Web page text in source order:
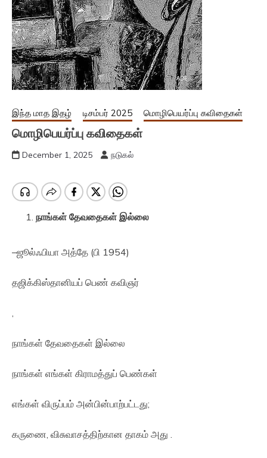
இந்த மாத இதழ் டிசம்பர் 2025 மொழிபெயர்ப்பு கவிதைகள்
மொழிபெயர்ப்பு கவிதைகள்
December 1, 2025 நடுகல்
நாங்கள் தேவதைகள் இல்லை
–ஜூல்ஃபியா அத்தே (பி 1954)
தஜிக்கிஸ்தானியப் பெண் கவிஞர்
,
நாங்கள் தேவதைகள் இல்லை
நாங்கள் எங்கள் கிராமத்துப் பெண்கள்
எங்கள் விருப்பம் அன்பின்பாற்பட்டது;
கருணை, விசுவாசத்திற்கான தாகம் அது .